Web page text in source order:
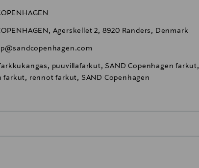
Agerskellet 2, 8920 Randers, Denmark
puuvillafarkut, SAND Copenhagen farkut,
farkut, rennot farkut, SAND Copenhagen